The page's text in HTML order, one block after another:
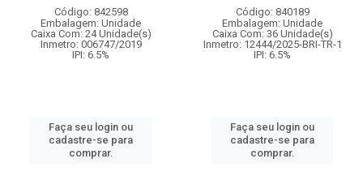
Código: 842598
Embalagem: Unidade
Caixa Com: 24 Unidade(s)
Inmetro: 006747/2019
IPI: 6.5%
Faça seu login ou
cadastre-se para
comprar.
Código: 840189
Embalagem: Unidade
Caixa Com: 36 Unidade(s)
Inmetro: 12444/2025-BRI-TR-1
IPI: 6.5%
Faça seu login ou
cadastre-se para
comprar.